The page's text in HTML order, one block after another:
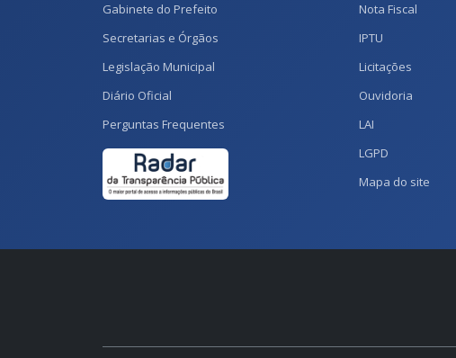
Gabinete do Prefeito
Secretarias e Órgãos
Legislação Municipal
Diário Oficial
Perguntas Frequentes
Nota Fiscal
IPTU
Licitações
Ouvidoria
LAI
LGPD
Mapa do site